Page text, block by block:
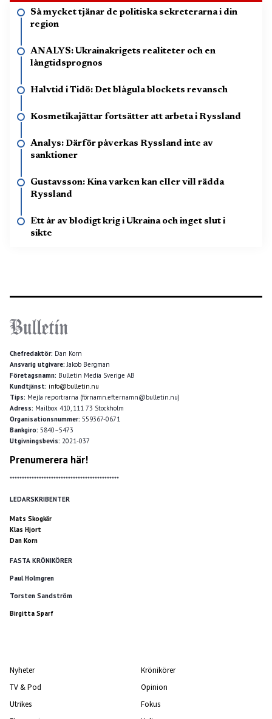
Så mycket tjänar de politiska sekreterarna i din
region
ANALYS: Ukrainakrigets realiteter och en
långtidsprognos
Halvtid i Tidö: Det blågula blockets revansch
Kosmetikajättar fortsätter att arbeta i Ryssland
Analys: Därför påverkas Ryssland inte av
sanktioner
Gustavsson: Kina varken kan eller vill rädda
Ryssland
Ett år av blodigt krig i Ukraina och inget slut i
sikte
Chefredaktör: Dan Korn
Ansvarig utgivare: Jakob Bergman
Företagsnamn: Bulletin Media Sverige AB
Kundtjänst: info@bulletin.nu
Tips: Mejla reportrarna (förnamn.efternamn@bulletin.nu)
Adress: Mailbox 410, 111 73 Stockholm
Organisationsnummer: 559367-0671
Bankgiro: 5840–5473
Utgivningsbevis: 2021-037
Prenumerera här!
*********************************************
LEDARSKRIBENTER
Mats Skogkär
Klas Hjort
Dan Korn
FASTA KRÖNIKÖRER
Paul Holmgren
Torsten Sandström
Birgitta Sparf
Nyheter
TV & Pod
Utrikes
Krönikörer
Opinion
Fokus